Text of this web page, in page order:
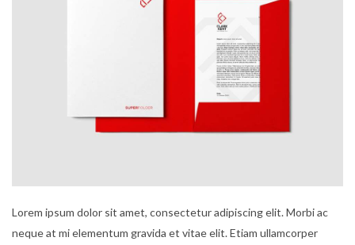
Lorem ipsum dolor sit amet, consectetur adipiscing elit. Morbi ac
neque at mi elementum gravida et vitae elit. Etiam ullamcorper